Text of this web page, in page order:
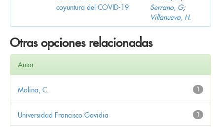
coyuntura del COVID-19
Serrano, G;
Villanueva, H.
Otras opciones relacionadas
Autor
1
Molina, C.
1
Universidad Francisco Gavidia